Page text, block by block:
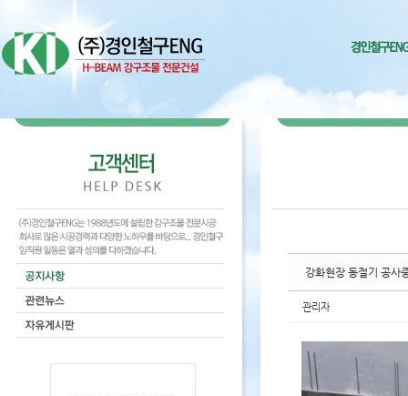
강화현장 동절기 공사
관리자
Sketchbook5, 스케치북5
Sketchbook5, 스케치북5
Sketchbook5, 스케치북5
Sketchbook5, 스케치북5